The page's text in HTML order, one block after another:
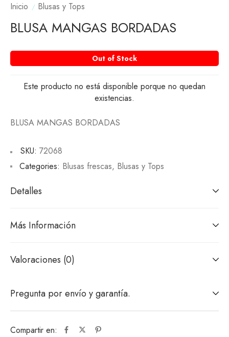
Inicio Blusas y Tops
BLUSA MANGAS BORDADAS
Out of Stock
Este producto no está disponible porque no quedan
existencias.
BLUSA MANGAS BORDADAS
Compartir en:
SKU: 72068
Categories: Blusas frescas, Blusas y Tops
Detalles
Más Información
Valoraciones (0)
Pregunta por envío y garantía.